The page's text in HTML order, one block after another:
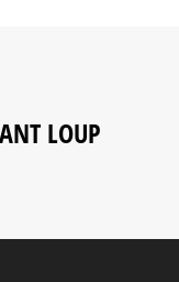
LOUP